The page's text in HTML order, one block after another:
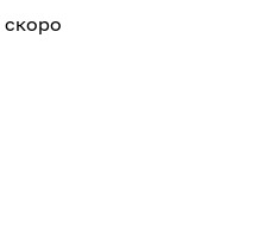
скоро